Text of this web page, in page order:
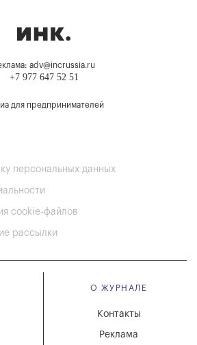
adv@incrussia.ru
+7 977 647 52 51
для предпринимателей
персональных данных
cookie-файлов
рассылки
О ЖУРНАЛЕ
Реклама
Контакты